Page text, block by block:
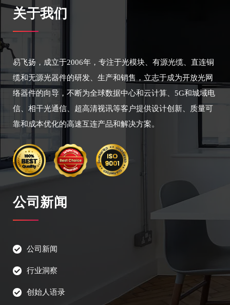
关于我们
易飞扬，成立于2006年，专注于光模块、有源光缆、直连铜
缆和无源光器件的研发、生产和销售，立志于成为开放光网
络器件的向导，不断为全球数据中心和云计算、5G和城域电
信、相干光通信、超高清视讯等客户提供设计创新、质量可
靠和成本优化的高速互连产品和解决方案。
公司新闻
公司新闻
行业洞察
创始人语录